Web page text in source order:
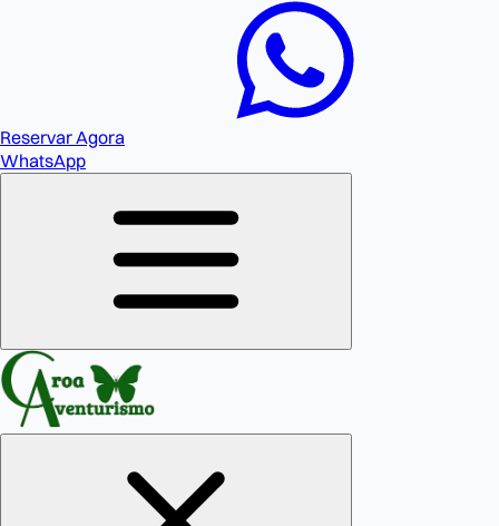
Reservar Agora
WhatsApp